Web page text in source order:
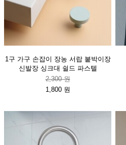
1구 가구 손잡이 장농 서랍 붙박이장
신발장 싱크대 쉴드 파스텔
2,300 원
1,800 원